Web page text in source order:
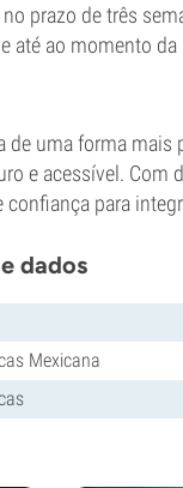
prazo de três
até ao momento
uma forma
e acessível. Com
para
dados
Mexicana